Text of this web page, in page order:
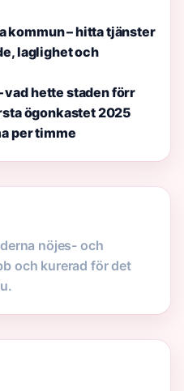
kommun – hitta tjänster
laglighet och
vad hette staden förr
ögonkastet 2025
per timme
nöjes- och
och kurerad för det